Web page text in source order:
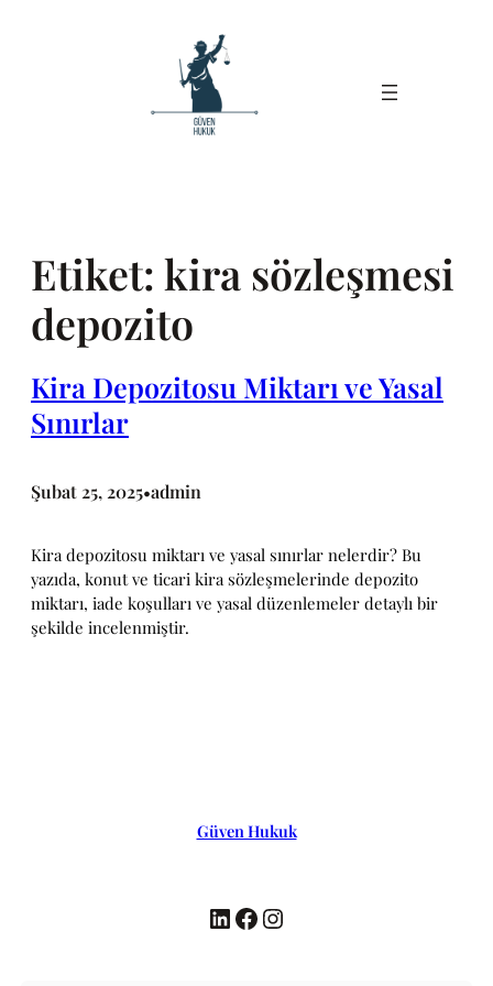
Etiket: kira sözleşmesi
depozito
Kira Depozitosu Miktarı ve Yasal
Sınırlar
Şubat 25, 2025•admin
Kira depozitosu miktarı ve yasal sınırlar nelerdir? Bu
yazıda, konut ve ticari kira sözleşmelerinde depozito
miktarı, iade koşulları ve yasal düzenlemeler detaylı bir
şekilde incelenmiştir.
Güven Hukuk
LinkedIn Facebook Instagram